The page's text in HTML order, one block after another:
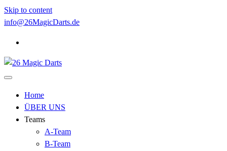
Skip to content
info@26MagicDarts.de
Home
ÜBER UNS
Teams
A-Team
B-Team